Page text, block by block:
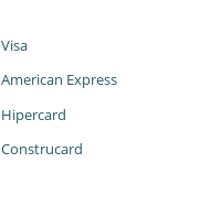
Visa
American Express
Hipercard
Construcard